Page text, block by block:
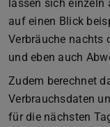
lassen sich
auf einen Blick
Verbräuche nachts
und eben auch
Zudem berechnet
Verbrauchsdaten
für die nächsten